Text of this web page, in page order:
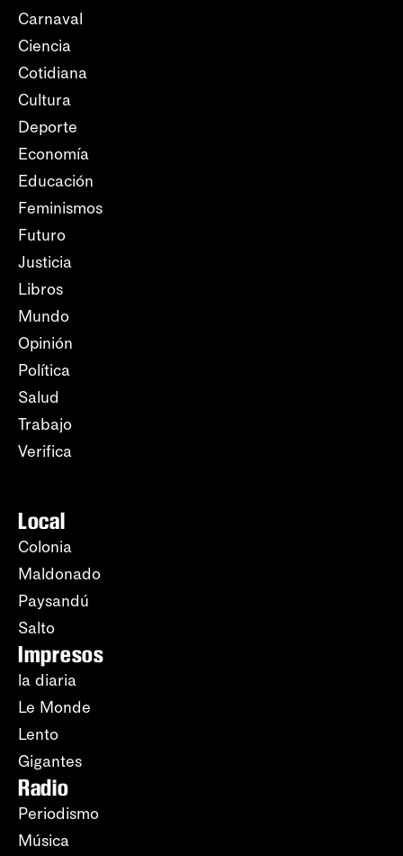
Carnaval
Ciencia
Cotidiana
Cultura
Deporte
Economía
Educación
Feminismos
Futuro
Justicia
Libros
Mundo
Opinión
Política
Salud
Trabajo
Verifica
Local
Colonia
Maldonado
Paysandú
Salto
Impresos
la diaria
Le Monde
Lento
Gigantes
Radio
Periodismo
Música